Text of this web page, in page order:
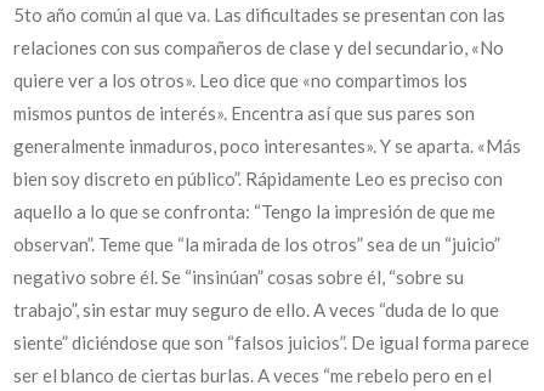
5to año común al que va. Las dificultades se presentan con las
relaciones con sus compañeros de clase y del secundario, «No
quiere ver a los otros». Leo dice que «no compartimos los
mismos puntos de interés». Encentra así que sus pares son
generalmente inmaduros, poco interesantes». Y se aparta. «Más
bien soy discreto en público”. Rápidamente Leo es preciso con
aquello a lo que se confronta: “Tengo la impresión de que me
observan”. Teme que “la mirada de los otros” sea de un “juicio”
negativo sobre él. Se “insinúan” cosas sobre él, “sobre su
trabajo”, sin estar muy seguro de ello. A veces “duda de lo que
siente” diciéndose que son “falsos juicios”. De igual forma parece
ser el blanco de ciertas burlas. A veces “me rebelo pero en el